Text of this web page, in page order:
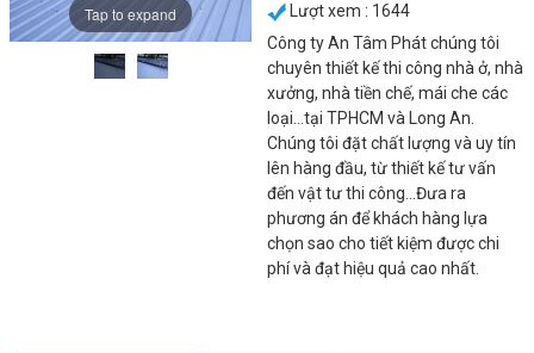
Tap to expand
Lượt xem : 1644
Công ty An Tâm Phát chúng tôi
chuyên thiết kế thi công nhà ở, nhà
xưởng, nhà tiền chế, mái che các
loại...tại TPHCM và Long An.
Chúng tôi đặt chất lượng và uy tín
lên hàng đầu, từ thiết kế tư vấn
đến vật tư thi công...Đưa ra
phương án để khách hàng lựa
chọn sao cho tiết kiệm được chi
phí và đạt hiệu quả cao nhất.